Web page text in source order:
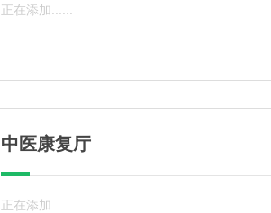
正在添加......
中医康复厅
正在添加......